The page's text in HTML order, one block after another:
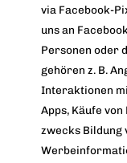
via Facebook-
uns an
Personen oder
gehören z. B.
Interaktionen
Apps, Käufe
zwecks Bildung